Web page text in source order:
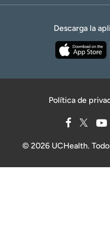
Descarga la
Política de
© 2026 UCHealth.